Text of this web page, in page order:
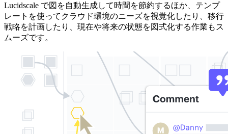
Lucidscale で図を自動生成して時間を節約するほか、テンプ
レートを使ってクラウド環境のニーズを視覚化したり、移行
戦略を計画したり、現在や将来の状態を図式化する作業もス
ムーズです。